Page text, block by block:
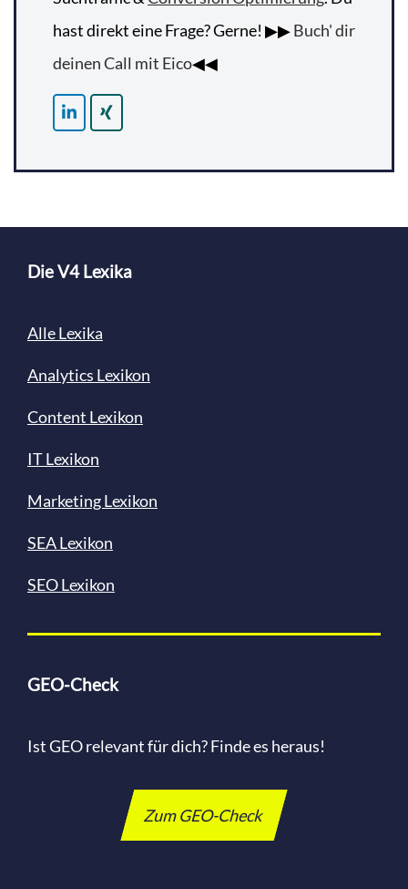
hast direkt eine Frage? Gerne! ▶▶Buch' dir
deinen Call mit Eico◀◀
Die V4 Lexika
Alle Lexika
Analytics Lexikon
Content Lexikon
IT Lexikon
Marketing Lexikon
SEA Lexikon
SEO Lexikon
GEO-Check
Ist GEO relevant für dich? Finde es heraus!
Zum GEO-Check